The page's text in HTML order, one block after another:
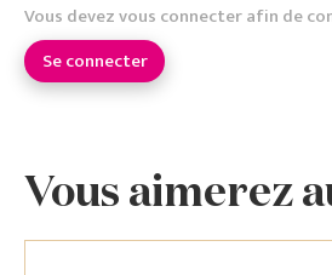
Vous devez vous connecter afin de
Se connecter
Vous aimerez